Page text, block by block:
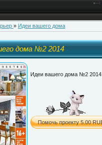
*
» Идеи вашего дома
дома №2 2014
Идеи вашего дома №2 2014